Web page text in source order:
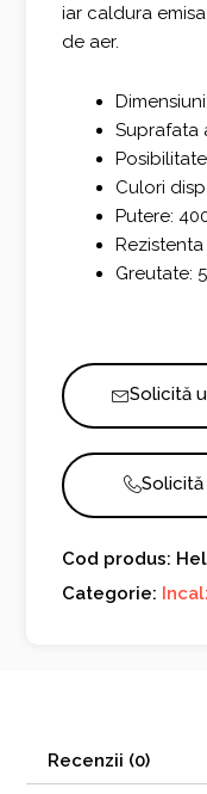
iar caldura
de aer.
Suprafata
Culori
Putere:
Greutate:
Solicită
Cod produs:
Categorie:
Recenzii (0)